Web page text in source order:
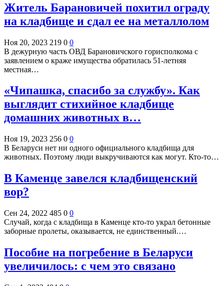
Житель Барановичей похитил ограду
на кладбище и сдал ее на металлолом
Ноя 20, 2023 219 0 0
В дежурную часть ОВД Барановичского горисполкома с
заявлением о краже имущества обратилась 51-летняя
местная…
«Чипашка, спасибо за службу». Как
выглядит стихийное кладбище
домашних животных в…
Ноя 19, 2023 256 0 0
В Беларуси нет ни одного официального кладбища для
животных. Поэтому люди выкручиваются как могут. Кто-то…
В Каменце завелся кладбищенский
вор?
Сен 24, 2022 485 0 0
Случай, когда с кладбища в Каменце кто-то украл бетонные
заборные пролеты, оказывается, не единственный.…
Пособие на погребение в Беларуси
увеличилось: с чем это связано